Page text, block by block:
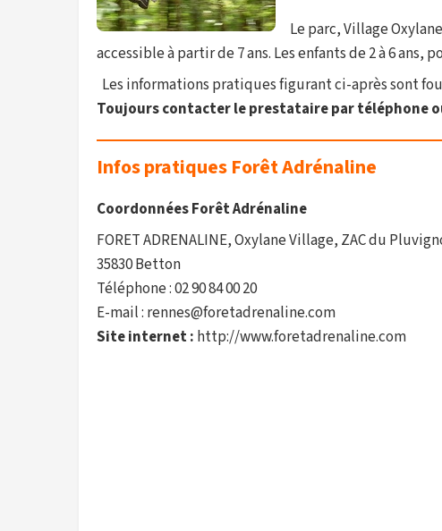
Le parc, Village
accessible à partir de 7 ans. Les enfants de 2 à 6
Les informations pratiques figurant ci-après sont
Toujours contacter le prestataire par téléphone
Infos pratiques Forêt Adrénaline
Coordonnées Forêt Adrénaline
FORET ADRENALINE, Oxylane Village, ZAC du
35830 Betton
Téléphone : 02 90 84 00 20
E-mail : rennes@foretadrenaline.com
Site internet : http://www.foretadrenaline.com